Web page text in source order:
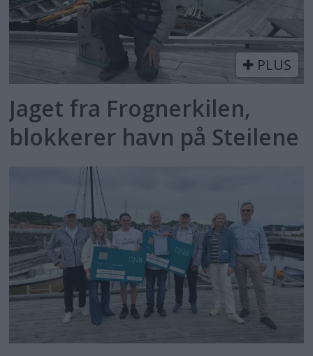
PLUS
Jaget fra Frognerkilen,
blokkerer havn på Steilene